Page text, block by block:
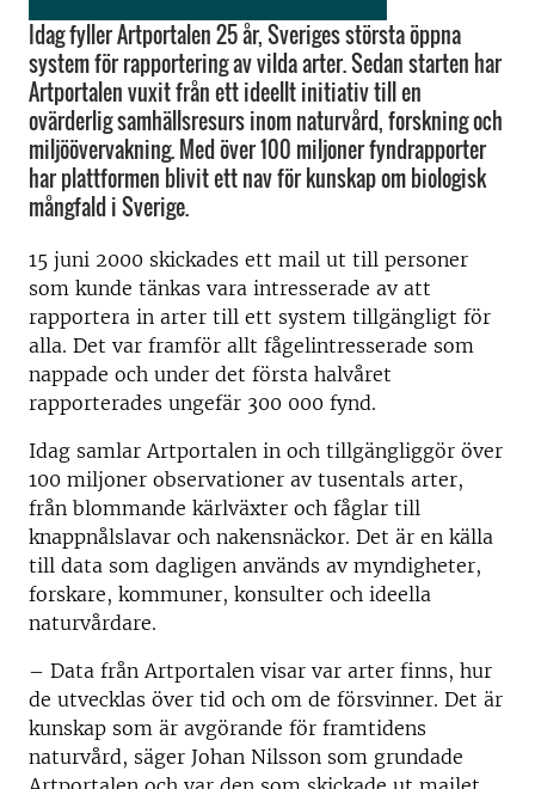
Idag fyller Artportalen 25 år, Sveriges största öppna
system för rapportering av vilda arter. Sedan starten har
Artportalen vuxit från ett ideellt initiativ till en
ovärderlig samhällsresurs inom naturvård, forskning och
miljöövervakning. Med över 100 miljoner fyndrapporter
har plattformen blivit ett nav för kunskap om biologisk
mångfald i Sverige.
15 juni 2000 skickades ett mail ut till personer
som kunde tänkas vara intresserade av att
rapportera in arter till ett system tillgängligt för
alla. Det var framför allt fågelintresserade som
nappade och under det första halvåret
rapporterades ungefär 300 000 fynd.
Idag samlar Artportalen in och tillgängliggör över
100 miljoner observationer av tusentals arter,
från blommande kärlväxter och fåglar till
knappnålslavar och nakensnäckor. Det är en källa
till data som dagligen används av myndigheter,
forskare, kommuner, konsulter och ideella
naturvårdare.
– Data från Artportalen visar var arter finns, hur
de utvecklas över tid och om de försvinner. Det är
kunskap som är avgörande för framtidens
naturvård, säger Johan Nilsson som grundade